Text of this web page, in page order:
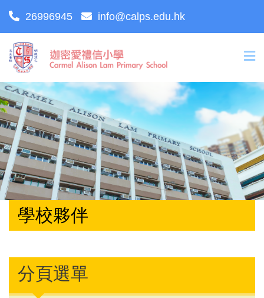
26996945 info@calps.edu.hk
學校夥伴
分頁選單